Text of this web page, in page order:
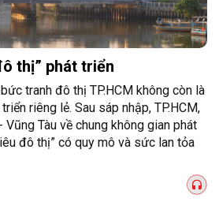
thị” phát triển
tranh đô thị TP.HCM không còn là
riêng lẻ. Sau sáp nhập, TP.HCM,
Vũng Tàu về chung không gian phát
đô thị” có quy mô và sức lan tỏa